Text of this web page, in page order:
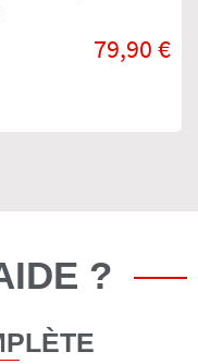
79,90 €
?